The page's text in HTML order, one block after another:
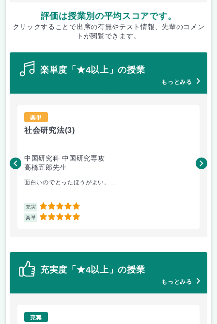
評価は授業別の平均スコアです。
クリックすることで出席の有無やテスト情報、先輩のコメン
トが閲覧できます。
楽単度「★4以上」の授業
もっとみる
楽単
社会研究法(3)
中国研究科 中国研究専攻
高橋五郎先生
面白いのでとったほうがよい。...
充実 5
楽単 5
木
充実度「★4以上」の授業
もっとみる
充実